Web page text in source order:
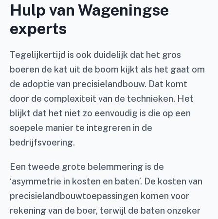
Hulp van Wageningse
experts
Tegelijkertijd is ook duidelijk dat het gros
boeren de kat uit de boom kijkt als het gaat om
de adoptie van precisielandbouw. Dat komt
door de complexiteit van de technieken. Het
blijkt dat het niet zo eenvoudig is die op een
soepele manier te integreren in de
bedrijfsvoering.
Een tweede grote belemmering is de
‘asymmetrie in kosten en baten’. De kosten van
precisielandbouwtoepassingen komen voor
rekening van de boer, terwijl de baten onzeker